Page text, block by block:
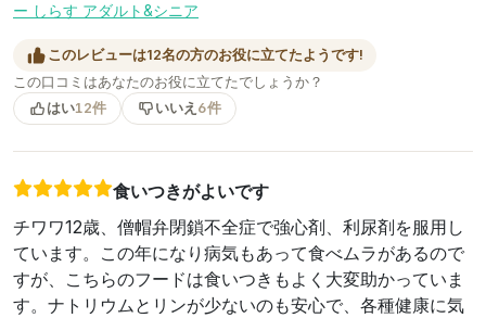
ー しらす アダルト&シニア
このレビューは12名の方のお役に立てたようです!
この口コミはあなたのお役に立てたでしょうか？
はい12件 いいえ 6件
食いつきがよいです
チワワ12歳、僧帽弁閉鎖不全症で強心剤、利尿剤を服用し
ています。この年になり病気もあって食べムラがあるので
すが、こちらのフードは食いつきもよく大変助かっていま
す。ナトリウムとリンが少ないのも安心で、各種健康に気